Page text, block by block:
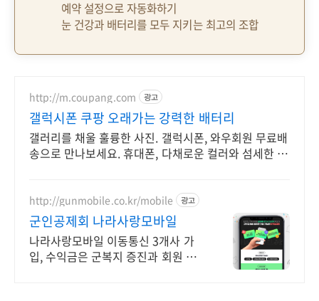
예약 설정으로 자동화하기
눈 건강과 배터리를 모두 지키는 최고의 조합
http://m.coupang.com 광고
갤럭시폰 쿠팡 오래가는 강력한 배터리
갤러리를 채울 훌륭한 사진. 갤럭시폰, 와우회원 무료배
송으로 만나보세요. 휴대폰, 다채로운 컬러와 섬세한 디
http://gunmobile.co.kr/mobile 광고
군인공제회 나라사랑모바일
나라사랑모바일 이동통신 3개사 가
입, 수익금은 군복지 증진과 회원 생